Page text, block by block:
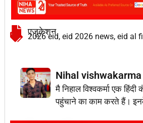
एजुकेशन
2026 eid, eid 2026 news, eid al
Nihal vishwakarma
मै निहाल विश्वकर्मा एक
पहुंचाने का काम करते हैं।